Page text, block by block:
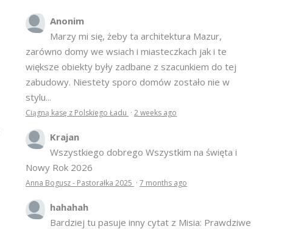
Anonim
Marzy mi się, żeby ta architektura Mazur,
zarówno domy we wsiach i miasteczkach jak i te
większe obiekty były zadbane z szacunkiem do tej
zabudowy. Niestety sporo domów zostało nie w
stylu...
Ciągną kasę z Polskiego Ładu · 2 weeks ago
Krajan
Wszystkiego dobrego Wszystkim na święta i
Nowy Rok 2026
Anna Bogusz - Pastorałka 2025 · 7 months ago
hahahah
Bardziej tu pasuje inny cytat z Misia: Prawdziwe